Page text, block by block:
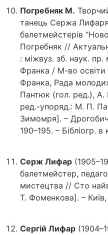
Погребняк М.
танець Сержа
балетмейстерів
Погребняк //
: міжвуз. зб. наук.
Франка / М-во освіти
Франка, Рада
Пантюк (гол. ред.), А.
ред.-упоряд.: М. П.
Зимомря]. –
190–195. – Бібліогр. в
Серж Лифар
балетмейстер,
мистецтва // Сто
Т. Фоменкова]. –
Сергій Лифар